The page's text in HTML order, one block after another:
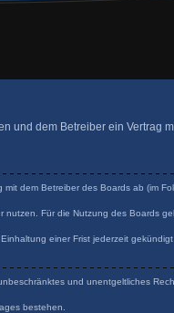
und dem Betreiber ein Vertrag
dem Betreiber des Boards ab (im
Für die Nutzung des Boards
einer Frist jederzeit gekündigt
und unentgeltliches
bestehen.